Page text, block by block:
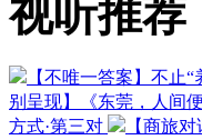
视听推荐
【不唯一答案】不止“
别呈现】《东莞，人间
方式·第三对
【商旅